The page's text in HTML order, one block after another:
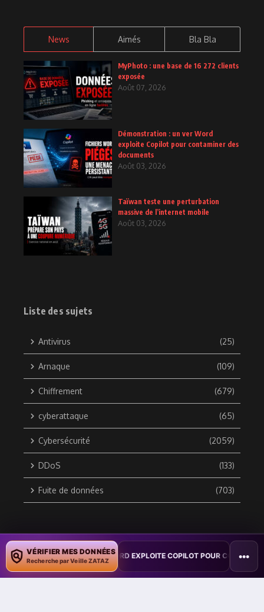
News Aimés Bla Bla
MyPhoto : une base de 16 272 clients
exposée
Août 07, 2026
Démonstration : un ver Word
exploite Copilot pour contaminer des
documents
Août 03, 2026
Taïwan teste une perturbation
massive de l’internet mobile
Août 03, 2026
Liste des sujets
Antivirus (25)
Arnaque (109)
Chiffrement (679)
cyberattaque (65)
Cybersécurité (2059)
DDoS (133)
Fuite de données (703)
Copyright © 2010 / 2026 DATA SECURITY BREACH - Groupe
ZATAZ Média
VÉRIFIER MES DONNÉES
Recherche par Veille ZATAZ
: UN VER WORD EXPLOITE COPILOT POUR CONTAMINER DES
•••